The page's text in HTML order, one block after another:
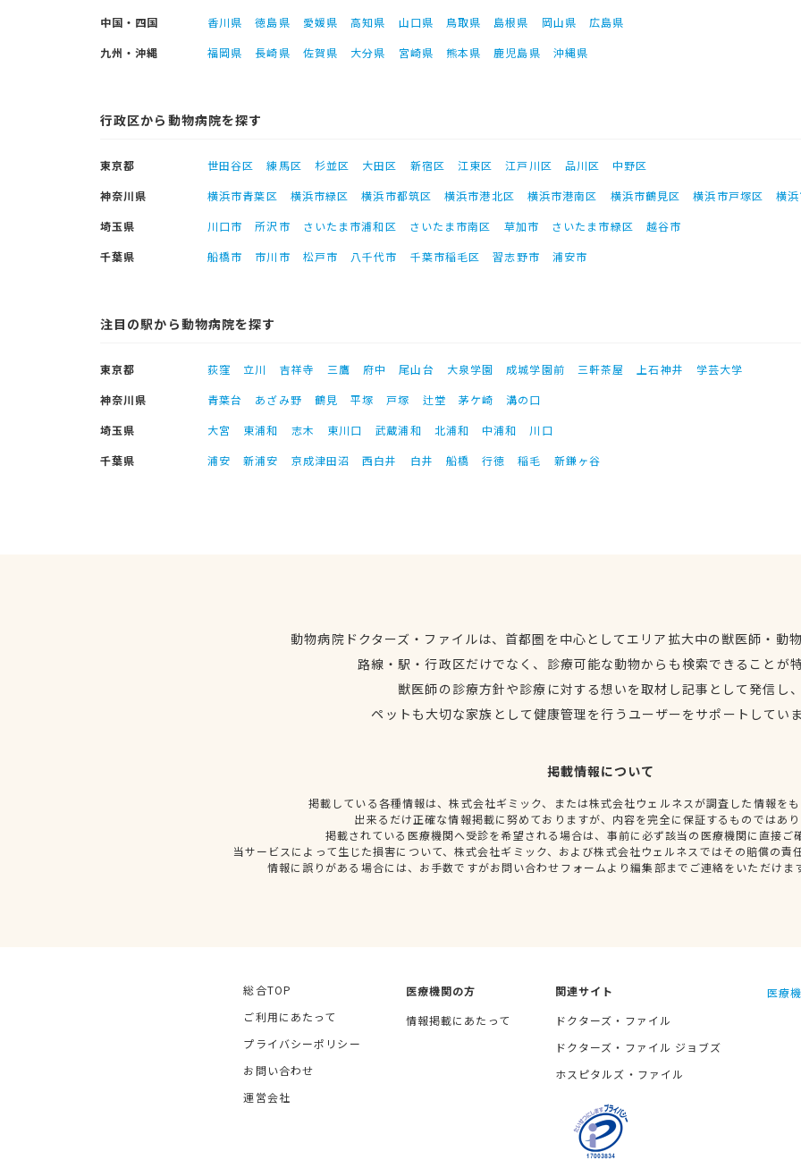
中国・四国
香川県 徳島県 愛媛県 高知県 山口県 鳥取県 島根県 岡山県
広島県
九州・沖縄
福岡県 長崎県 佐賀県 大分県 宮崎県 熊本県 鹿児島県 沖縄県
行政区から動物病院を探す
東京都 世田谷区 練馬区 杉並区 大田区 新宿区 江東区 江戸川区 品川区
中野区
神奈川県
横浜市青葉区 横浜市緑区 横浜市都筑区 横浜市港北区 横浜市港南区 横浜市鶴見区 横浜市戸塚区
横
埼玉県
川口市 所沢市 さいたま市浦和区 さいたま市南区 草加市 さいたま市緑区
越谷市
千葉県
船橋市 市川市 松戸市 八千代市 千葉市稲毛区 習志野市 浦安市
注目の駅から動物病院を探す
東京都 荻窪 立川 吉祥寺 三鷹 府中 尾山台 大泉学園 成城学園前 三軒茶屋 上石神井
学芸大学
神奈川県
青葉台 あざみ野 鶴見 平塚 戸塚 辻堂 茅ケ崎
溝の口
埼玉県
大宮 東浦和 志木 東川口 武蔵浦和 北浦和 中浦和
川口
千葉県
浦安 新浦安 京成津田沼 西白井 白井 船橋 行徳 稲毛 新鎌ヶ谷
動物病院ドクターズ・ファイルは、首都圏を中心としてエリア拡大中の獣医師・動
路線・駅・行政区だけでなく、診療可能な動物からも検索できることが
獣医師の診療方針や診療に対する想いを取材し記事として発信し
ペットも大切な家族として健康管理を行うユーザーをサポートしてい
掲載情報について
掲載している各種情報は、株式会社ギミック、または株式会社ウェルネスが調査した情報を
出来るだけ正確な情報掲載に努めておりますが、内容を完全に保証するものではあ
掲載されている医療機関へ受診を希望される場合は、事前に必ず該当の医療機関に直接ご
当サービスによって生じた損害について、株式会社ギミック、および株式会社ウェルネスではその賠償の責
情報に誤りがある場合には、お手数ですがお問い合わせフォームより編集部までご連絡をいただけま
総合TOP
ご利用にあたって
プライバシーポリシー
お問い合わせ
運営会社
医療機関の方
情報掲載にあたって
関連サイト
ドクターズ・ファイル
ドクターズ・ファイル ジョブズ
ホスピタルズ・ファイル
医療